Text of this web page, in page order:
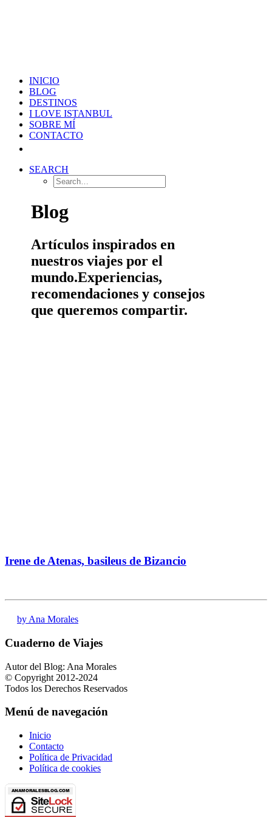
INICIO
BLOG
DESTINOS
I LOVE ISTANBUL
SOBRE MÍ
CONTACTO
SEARCH
Blog
Artículos inspirados en
nuestros viajes por el
mundo.Experiencias,
recomendaciones y consejos
que queremos compartir.
Irene de Atenas, basileus de Bizancio
by Ana Morales
Cuaderno de Viajes
Autor del Blog: Ana Morales
© Copyright 2012-2024
Todos los Derechos Reservados
Menú de navegación
Inicio
Contacto
Política de Privacidad
Política de cookies